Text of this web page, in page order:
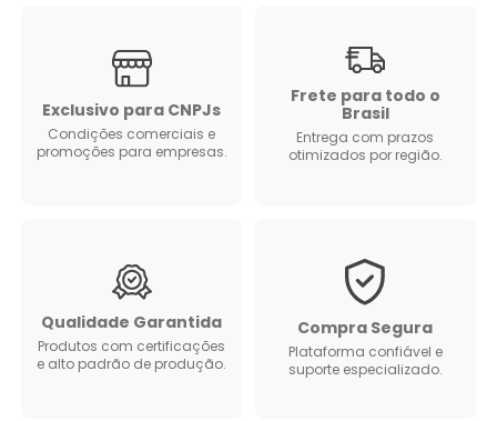
Exclusivo para CNPJs
Condições comerciais e
promoções para empresas.
Frete para todo o
Brasil
Entrega com prazos
otimizados por região.
Qualidade Garantida
Produtos com certificações
e alto padrão de produção.
Compra Segura
Plataforma confiável e
suporte especializado.